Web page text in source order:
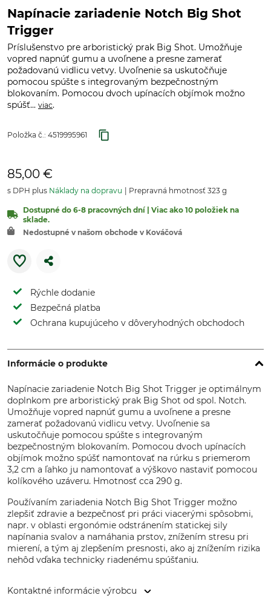
Napínacie zariadenie Notch Big Shot
Trigger
Príslušenstvo pre arboristický prak Big Shot. Umožňuje
vopred napnúť gumu a uvoľnene a presne zamerať
požadovanú vidlicu vetvy. Uvoľnenie sa uskutočňuje
pomocou spúšte s integrovaným bezpečnostným
blokovaním. Pomocou dvoch upínacích objímok možno
spúšť... viac.
Položka č.: 4519995961
85,00 €
s DPH plus Náklady na dopravu Prepravná hmotnosť 323 g
Dostupné do 6-8 pracovných dní | Viac ako 10 položiek na
sklade.
Nedostupné v našom obchode v Kováčová
Rýchle dodanie
Bezpečná platba
Ochrana kupujúceho v dôveryhodných obchodoch
Informácie o produkte
Napínacie zariadenie Notch Big Shot Trigger je optimálnym
doplnkom pre arboristický prak Big Shot od spol. Notch.
Umožňuje vopred napnúť gumu a uvoľnene a presne
zamerať požadovanú vidlicu vetvy. Uvoľnenie sa
uskutočňuje pomocou spúšte s integrovaným
bezpečnostným blokovaním. Pomocou dvoch upínacích
objímok možno spúšť namontovať na rúrku s priemerom
3,2 cm a ľahko ju namontovať a výškovo nastaviť pomocou
kolíkového uzáveru. Hmotnosť cca 290 g.
Používaním zariadenia Notch Big Shot Trigger možno
zlepšiť zdravie a bezpečnosť pri práci viacerými spôsobmi,
napr. v oblasti ergonómie odstránením statickej sily
napínania svalov a namáhania prstov, znížením stresu pri
mierení, a tým aj zlepšením presnosti, ako aj znížením rizika
nehôd vďaka technicky riadenému spúšťaniu.
Kontaktné informácie výrobcu